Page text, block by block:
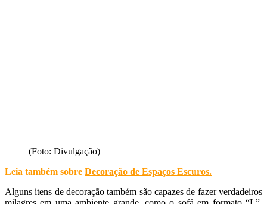
(Foto: Divulgação)
Leia também sobre Decoração de Espaços Escuros.
Alguns itens de decoração também são capazes de fazer verdadeiros